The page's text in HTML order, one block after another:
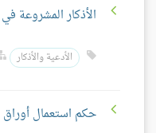
الأذكار المشروعة
الأدعية والأذكار
حكم استعمال